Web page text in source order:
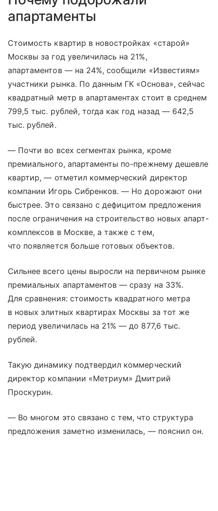
апартаменты
Стоимость квартир в новостройках «старой»
Москвы за год увеличилась на 21%,
апартаментов — на 24%, сообщили «Известиям»
участники рынка. По данным ГК «Основа», сейчас
квадратный метр в апартаментах стоит в среднем
799,5 тыс. рублей, тогда как год назад — 642,5
тыс. рублей.
— Почти во всех сегментах рынка, кроме
премиального, апартаменты по-прежнему дешевле
квартир, — отметил коммерческий директор
компании Игорь Сибренков. — Но дорожают они
быстрее. Это связано с дефицитом предложения
после ограничения на строительство новых апарт-
комплексов в Москве, а также с тем,
что появляется больше готовых объектов.
Сильнее всего цены выросли на первичном рынке
премиальных апартаментов — сразу на 33%.
Для сравнения: стоимость квадратного метра
в новых элитных квартирах Москвы за тот же
период увеличилась на 21% — до 877,6 тыс.
рублей.
Такую динамику подтвердил коммерческий
директор компании «Метриум» Дмитрий
Проскурин.
— Во многом это связано с тем, что структура
предложения заметно изменилась, — пояснил он.